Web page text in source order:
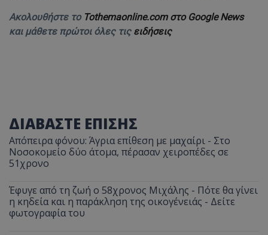
Ακολουθήστε το Tothemaonline.com στο Google News
και μάθετε πρώτοι όλες τις ειδήσεις
ΔΙΑΒΑΣΤΕ ΕΠΙΣΗΣ
Απόπειρα φόνου: Άγρια επίθεση με μαχαίρι - Στο
Νοσοκομείο δύο άτομα, πέρασαν χειροπέδες σε
51χρονο
Έφυγε από τη ζωή ο 58χρονος Μιχάλης - Πότε θα γίνει
η κηδεία και η παράκληση της οικογένειάς - Δείτε
φωτογραφία του